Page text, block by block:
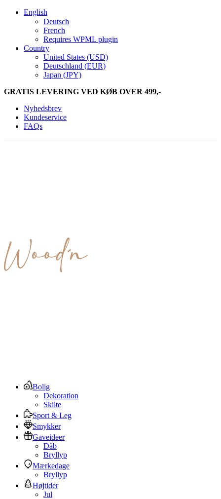
English
Deutsch
French
Requires WPML plugin
Country
United States (USD)
Deutschland (EUR)
Japan (JPY)
GRATIS LEVERING VED KØB OVER 499,-
Nyhedsbrev
Kundeservice
FAQs
Bolig
Dekoration
Skilte
Sport & Leg
Smykker
Gaveideer
Dåb
Bryllyp
Mærkedage
Bryllyp
Højtider
Jul